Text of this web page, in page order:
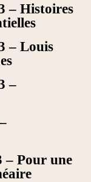
– Histoires
– Louis
–
– Pour une